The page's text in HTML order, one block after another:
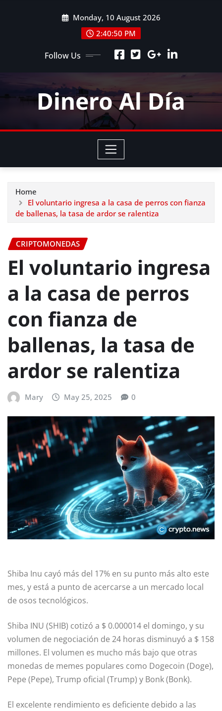
Monday, 10 August 2026
2:40:51 PM
Follow Us
Dinero Al Día
Home
El voluntario ingresa a la casa de perros con fianza
de ballenas, la tasa de ardor se ralentiza
CRIPTOMONEDAS
El voluntario ingresa
a la casa de perros
con fianza de
ballenas, la tasa de
ardor se ralentiza
Mary May 25, 2025 0
Shiba Inu cayó más del 17% en su punto más alto este
mes, y está a punto de acercarse a un mercado local
de osos tecnológicos.
Shiba INU (SHIB) cotizó a $ 0.000014 el domingo, y su
volumen de negociación de 24 horas disminuyó a $ 158
millones. El volumen es mucho más bajo que otras
monedas de memes populares como Dogecoin (Doge),
Pepe (Pepe), Trump oficial (Trump) y Bonk (Bonk).
El excelente rendimiento es deficiente debido a las